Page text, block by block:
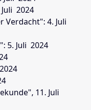
2024
Verdacht": 4. Juli
5. Juli 2024
2024
11. Juli